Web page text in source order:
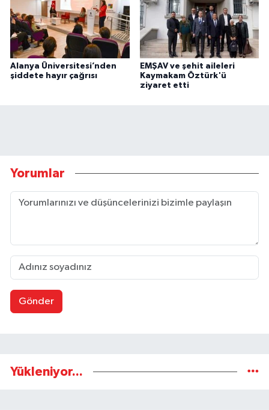
Alanya Üniversitesi’nden
şiddete hayır çağrısı
EMŞAV ve şehit aileleri
Kaymakam Öztürk'ü
ziyaret etti
Yorumlar
Gönder
Yükleniyor...